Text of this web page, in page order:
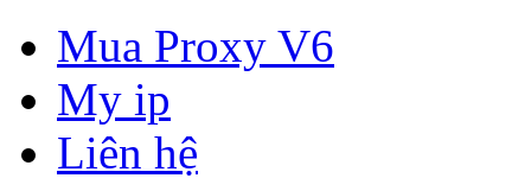
Mua Proxy V6
My ip
Liên hệ